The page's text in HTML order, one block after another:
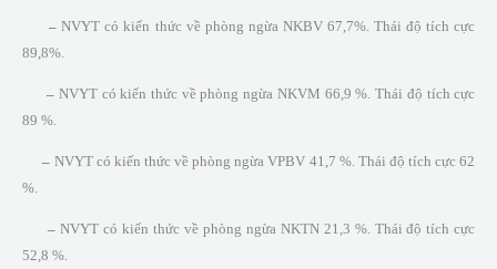
–NVYT có kiến thức về phòng ngừa NKBV 67,7%. Thái độ tích cực
89,8%.
– NVYT có kiến thức về phòng ngừa NKVM 66,9 %. Thái độ tích cực
89 %.
– NVYT có kiến thức về phòng ngừa VPBV 41,7 %. Thái độ tích cực 62
%.
–NVYT có kiến thức về phòng ngừa NKTN 21,3 %. Thái độ tích cực
52,8 %.